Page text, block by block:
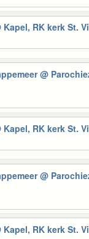
Kapel, RK kerk St.
@
Kapel, RK kerk St.
@
Kapel, RK kerk St.